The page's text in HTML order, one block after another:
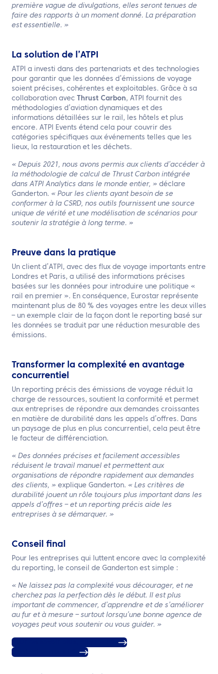
première vague de divulgations, elles seront tenues de
faire des rapports à un moment donné. La préparation
est essentielle. »
La solution de l’ATPI
ATPI a investi dans des partenariats et des technologies
pour garantir que les données d’émissions de voyage
soient précises, cohérentes et exploitables. Grâce à sa
collaboration avec
Thrust Carbon, ATPI fournit des
méthodologies d’aviation dynamiques et des
informations détaillées sur le rail, les hôtels et plus
encore. ATPI Events étend cela pour couvrir des
catégories spécifiques aux événements telles que les
lieux, la restauration et les déchets.
« Depuis 2021, nous avons permis aux clients d’accéder à
la méthodologie de calcul de Thrust Carbon intégrée
dans ATPI Analytics dans le monde entier, » déclare
Ganderton. « Pour les clients ayant besoin de se
conformer à la CSRD, nos outils fournissent une source
unique de vérité et une modélisation de scénarios pour
soutenir la stratégie à long terme. »
Preuve dans la pratique
Un client d’ATPI, avec des flux de voyage importants entre
Londres et Paris, a utilisé des informations précises
basées sur les données pour introduire une politique «
rail en premier ». En conséquence, Eurostar représente
maintenant plus de 80 % des voyages entre les deux villes
– un exemple clair de la façon dont le reporting basé sur
les données se traduit par une réduction mesurable des
émissions.
Transformer la complexité en avantage
concurrentiel
Un reporting précis des émissions de voyage réduit la
charge de ressources, soutient la conformité et permet
aux entreprises de répondre aux demandes croissantes
en matière de durabilité dans les appels d’offres. Dans
un paysage de plus en plus concurrentiel, cela peut être
le facteur de différenciation.
« Des données précises et facilement accessibles
réduisent le travail manuel et permettent aux
organisations de répondre rapidement aux demandes
des clients, » explique Ganderton. « Les critères de
durabilité jouent un rôle toujours plus important dans les
appels d’offres – et un reporting précis aide les
entreprises à se démarquer. »
Conseil final
Pour les entreprises qui luttent encore avec la complexité
du reporting, le conseil de Ganderton est simple :
« Ne laissez pas la complexité vous décourager, et ne
cherchez pas la perfection dès le début. Il est plus
important de commencer, d’apprendre et de s’améliorer
au fur et à mesure – surtout lorsqu’une bonne agence de
voyages peut vous soutenir ou vous guider. »